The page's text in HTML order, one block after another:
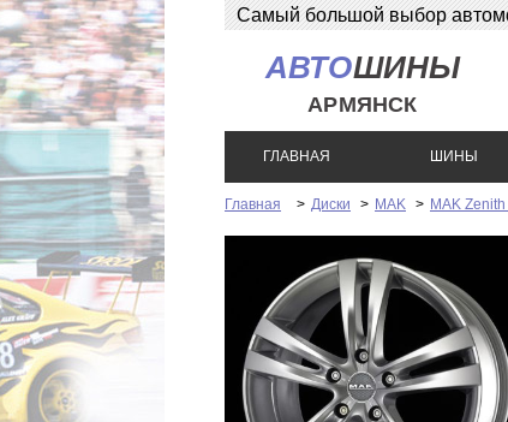
Самый большой выбор
АВТОШИНЫ
АРМЯНСК
ГЛАВНАЯ ШИНЫ
Главная > Диски > MAK > MAK